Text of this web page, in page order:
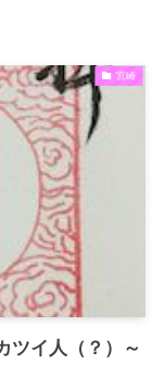
宮崎
ツイ人（？）～